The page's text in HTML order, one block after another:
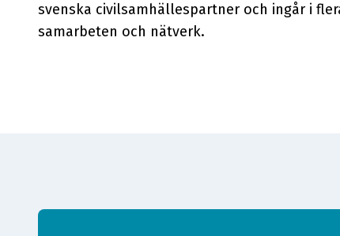
svenska civilsamhällespartner och ingår i
samarbeten och nätverk.